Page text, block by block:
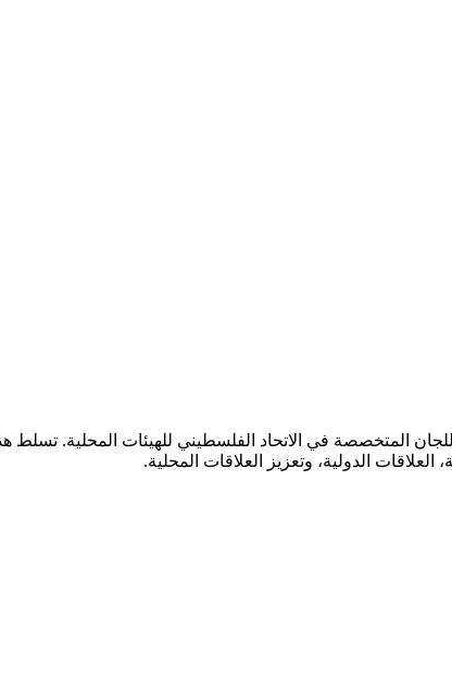
المتخصصة في الاتحاد الفلسطيني للهيئات المحلية. تسلط
العلاقات الدولية، وتعزيز العلاقات المحلية.